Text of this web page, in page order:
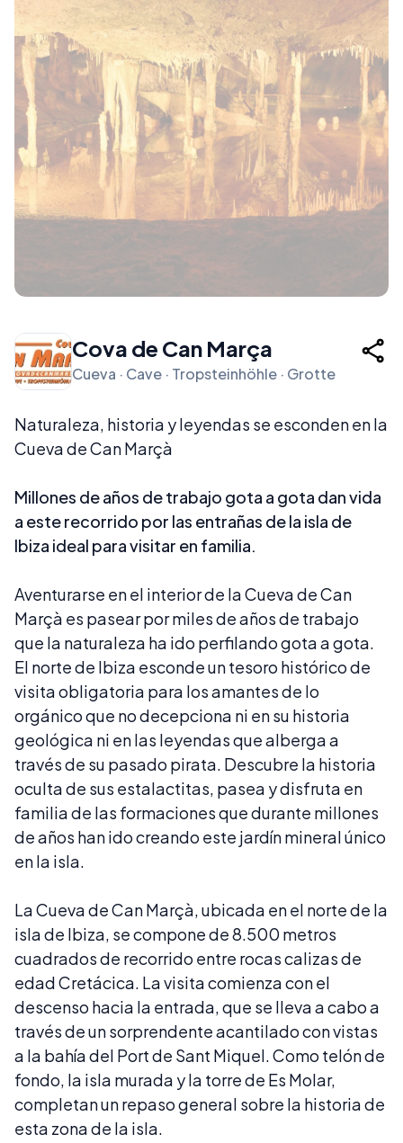
Cova de Can Marça
Cueva · Cave · Tropsteinhöhle · Grotte
Naturaleza, historia y leyendas se esconden en la
Cueva de Can Marçà
Millones de años de trabajo gota a gota dan vida
a este recorrido por las entrañas de la isla de
Ibiza ideal para visitar en familia.
Aventurarse en el interior de la Cueva de Can
Marçà es pasear por miles de años de trabajo
que la naturaleza ha ido perfilando gota a gota.
El norte de Ibiza esconde un tesoro histórico de
visita obligatoria para los amantes de lo
orgánico que no decepciona ni en su historia
geológica ni en las leyendas que alberga a
través de su pasado pirata. Descubre la historia
oculta de sus estalactitas, pasea y disfruta en
familia de las formaciones que durante millones
de años han ido creando este jardín mineral único
en la isla.
La Cueva de Can Marçà, ubicada en el norte de la
isla de Ibiza, se compone de 8.500 metros
cuadrados de recorrido entre rocas calizas de
edad Cretácica. La visita comienza con el
descenso hacia la entrada, que se lleva a cabo a
través de un sorprendente acantilado con vistas
a la bahía del Port de Sant Miquel. Como telón de
fondo, la isla murada y la torre de Es Molar,
completan un repaso general sobre la historia de
esta zona de la isla.